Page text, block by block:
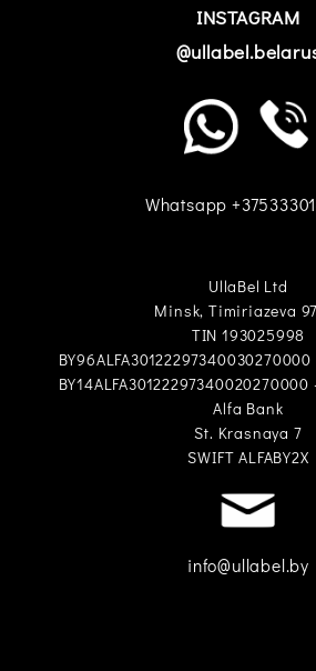
INSTAGRAM
Whatsapp
UllaBel Ltd
Minsk, Timiriazeva
TIN 193025998
Alfa Bank
St. Krasnaya 7
SWIFT ALFABY2X
info@ullabel.by